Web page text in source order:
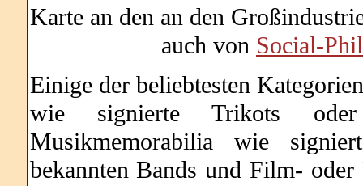
Karte an den an den
auch von Social-
Einige der beliebtesten
wie signierte Trikots
Musikmemorabilia wie
bekannten Bands und Film-